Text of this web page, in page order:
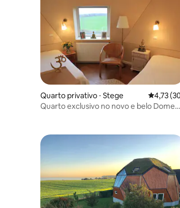
Quarto privativo ⋅ Stege 4,73 de
4,73
Quarto exclusivo no novo e belo Dome